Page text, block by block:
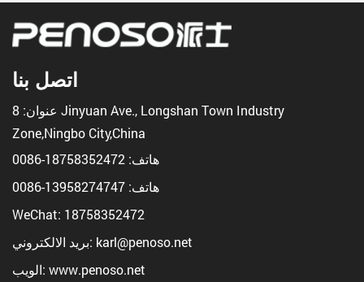
اتصل بنا
عنوان: 8 Jinyuan Ave., Longshan Town Industry
Zone,Ningbo City,China
هاتف: 18758352472-0086
هاتف: 13958274747-0086
WeChat: 18758352472
بريد الالكتروني: karl@penoso.net
الويب: www.penoso.net